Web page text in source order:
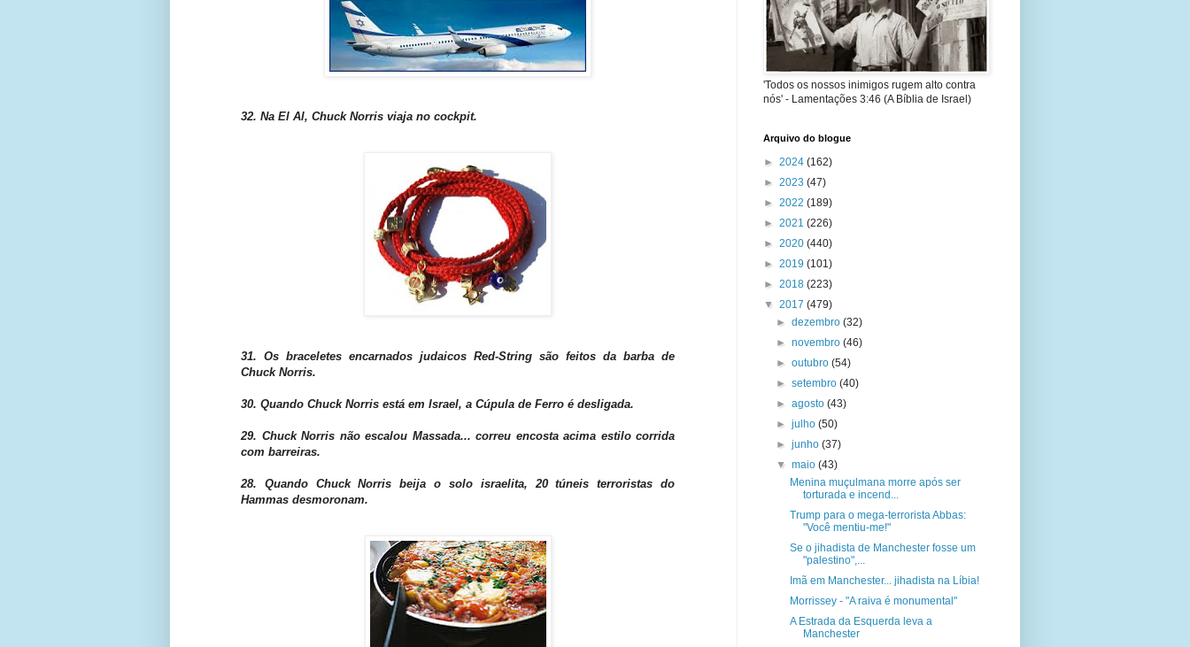
32. Na El Al, Chuck Norris viaja no cockpit.
31. Os braceletes encarnados judaicos Red-String são feitos da barba de
Chuck Norris.
30. Quando Chuck Norris está em Israel, a Cúpula de Ferro é desligada.
29. Chuck Norris não escalou Massada... correu encosta acima estilo corrida
com barreiras.
28. Quando Chuck Norris beija o solo israelita, 20 túneis terroristas do
Hammas desmoronam.
'Todos os nossos inimigos rugem alto contra
nós' - Lamentações 3:46 (A Bíblia de Israel)
Arquivo do blogue
► 2024 (162)
► 2023 (47)
► 2022 (189)
► 2021 (226)
► 2020 (440)
► 2019 (101)
► 2018 (223)
▼ 2017 (479)
►dezembro(32)
►novembro(46)
►outubro(54)
►setembro(40)
►agosto(43)
►julho(50)
►junho(37)
▼maio(43)
Menina muçulmana morre após ser
torturada e incend...
Trump para o mega-terrorista Abbas:
"Você mentiu-me!"
Se o jihadista de Manchester fosse um
"palestino",...
Imã em Manchester... jihadista na Líbia!
Morrissey - "A raiva é monumental"
A Estrada da Esquerda leva a
Manchester